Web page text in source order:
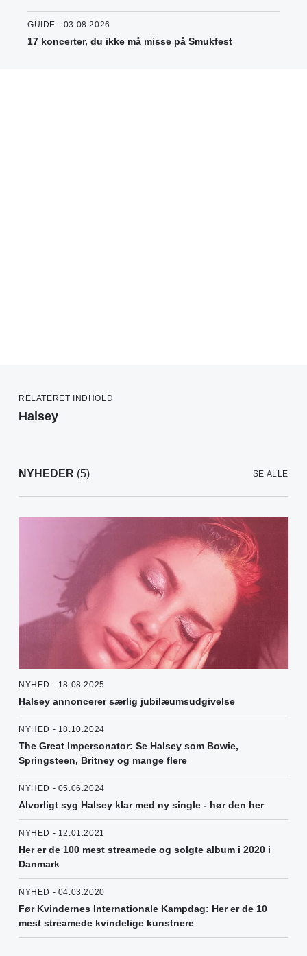
GUIDE - 03.08.2026
17 koncerter, du ikke må misse på Smukfest
RELATERET INDHOLD
Halsey
NYHEDER (5) SE ALLE
NYHED - 18.08.2025
Halsey annoncerer særlig jubilæumsudgivelse
NYHED - 18.10.2024
The Great Impersonator: Se Halsey som Bowie,
Springsteen, Britney og mange flere
NYHED - 05.06.2024
Alvorligt syg Halsey klar med ny single - hør den her
NYHED - 12.01.2021
Her er de 100 mest streamede og solgte album i 2020 i
Danmark
NYHED - 04.03.2020
Før Kvindernes Internationale Kampdag: Her er de 10
mest streamede kvindelige kunstnere